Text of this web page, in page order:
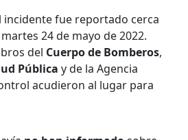
incidente fue reportado cerca
24 de mayo de 2022.
del Cuerpo de Bomberos,
Pública y de la Agencia
acudieron al lugar para